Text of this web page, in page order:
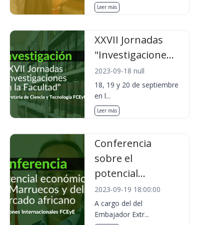
Leer más
XXVII Jornadas
"Investigacione...
2023-09-18 null
18, 19 y 20 de septiembre
en l...
Leer más
Conferencia
sobre el
potencial...
2023-09-19 18:00:00
A cargo del del
Embajador Extr...